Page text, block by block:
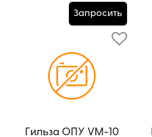
Запросить
Гильза ОПУ VM-10